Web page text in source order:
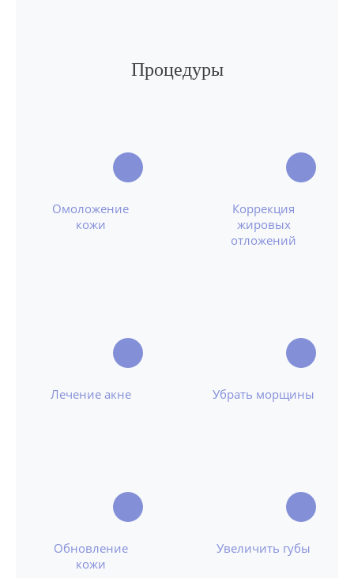
Процедуры
Омоложение
кожи
Коррекция
жировых
отложений
Лечение акне Убрать морщины
Обновление
кожи
Увеличить губы